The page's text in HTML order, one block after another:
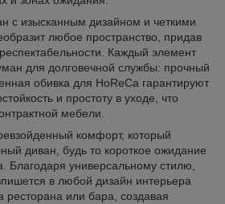
с изысканным дизайном и четкими
любое пространство, придав
Каждый элемент
для долговечной службы: прочный
обивка для HoReCa гарантируют
и простоту в уходе, что
мебели.
комфорт, который
диван, будь то короткое ожидание
Благодаря универсальному стилю,
в любой дизайн интерьера
ресторана или бара, создавая